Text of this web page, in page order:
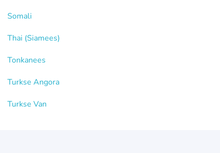
Somali
Thai (Siamees)
Tonkanees
Turkse Angora
Turkse Van